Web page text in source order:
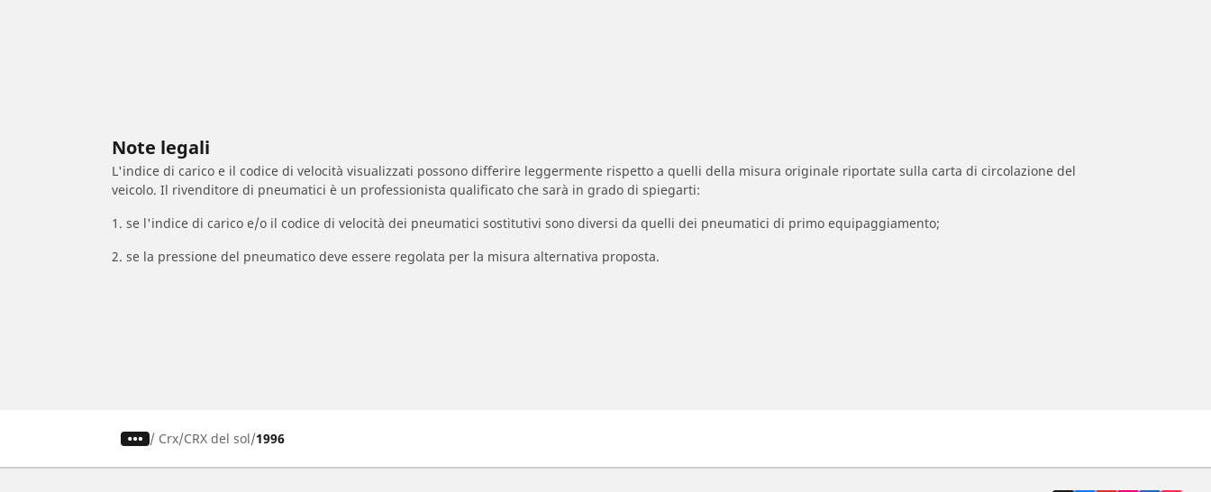
Note legali
L'indice di carico e il codice di velocità visualizzati possono differire leggermente rispetto a quelli della misura originale riportate sulla carta di circolazione del
veicolo. Il rivenditore di pneumatici è un professionista qualificato che sarà in grado di spiegarti:
1. se l'indice di carico e/o il codice di velocità dei pneumatici sostitutivi sono diversi da quelli dei pneumatici di primo equipaggiamento;
2. se la pressione del pneumatico deve essere regolata per la misura alternativa proposta.
/ Crx CRX del sol 1996